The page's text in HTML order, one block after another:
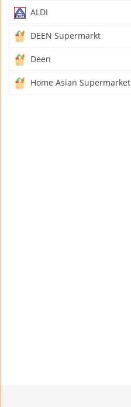
ALDI
DEEN Supermarkt
Deen
Home Asian Supermarket